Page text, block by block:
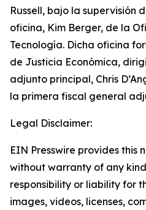
Russell, bajo la supervisión
oficina, Kim Berger, de la
Tecnología. Dicha oficina
de Justicia Económica,
adjunto principal, Chris
la primera fiscal general
Legal Disclaimer:
EIN Presswire provides this
without warranty of any
responsibility or liability for
images, videos, licenses,